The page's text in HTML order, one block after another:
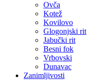
Ovča
Kotež
Kovilovo
Glogonjski rit
Jabučki rit
Besni fok
Vrbovski
Dunavac
Zanimljivosti